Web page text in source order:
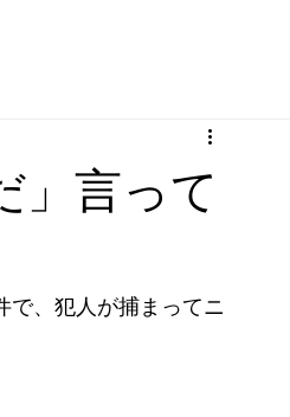
」言って
で、犯人が捕まってニ